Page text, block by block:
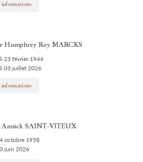
informations
Humphrey Roy MARCKS
23 février 1944
03 juillet 2026
informations
Annick SAINT-VITEUX
octobre 1958
juin 2026